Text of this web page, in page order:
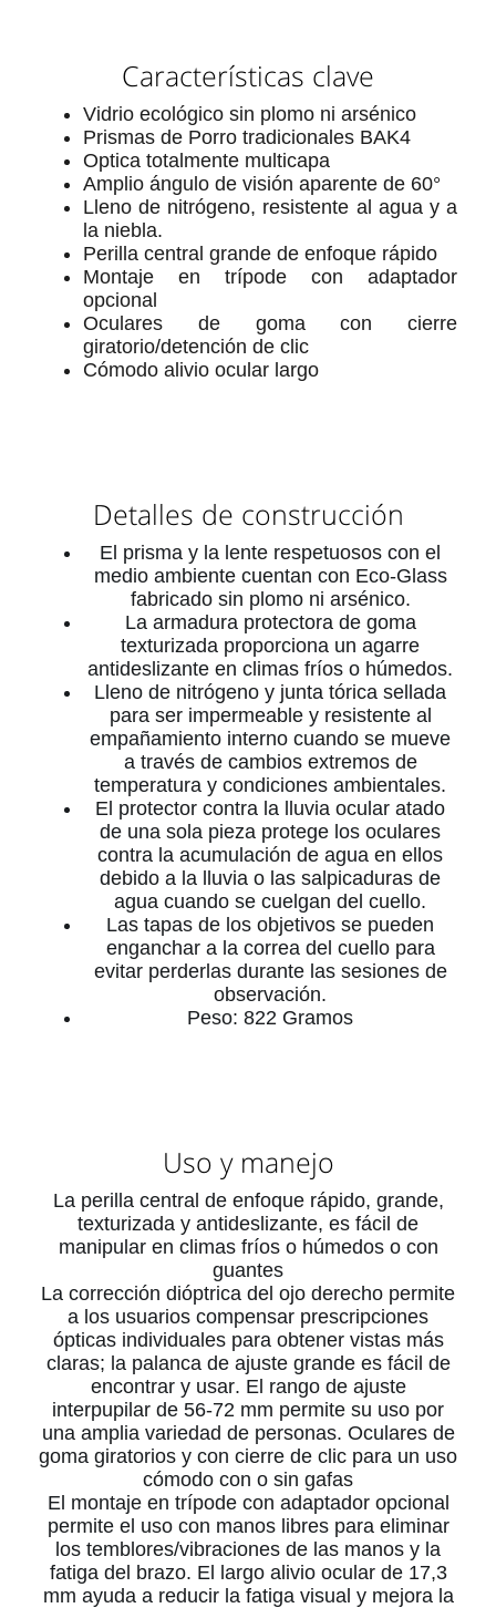
Características clave
Vidrio ecológico sin plomo ni arsénico
Prismas de Porro tradicionales BAK4
Optica totalmente multicapa
Amplio ángulo de visión aparente de 60°
Lleno de nitrógeno, resistente al agua y a
la niebla.
Perilla central grande de enfoque rápido
Montaje en trípode con adaptador
opcional
Oculares de goma con cierre
giratorio/detención de clic
Cómodo alivio ocular largo
Detalles de construcción
El prisma y la lente respetuosos con el
medio ambiente cuentan con Eco-Glass
fabricado sin plomo ni arsénico.
La armadura protectora de goma
texturizada proporciona un agarre
antideslizante en climas fríos o húmedos.
Lleno de nitrógeno y junta tórica sellada
para ser impermeable y resistente al
empañamiento interno cuando se mueve
a través de cambios extremos de
temperatura y condiciones ambientales.
El protector contra la lluvia ocular atado
de una sola pieza protege los oculares
contra la acumulación de agua en ellos
debido a la lluvia o las salpicaduras de
agua cuando se cuelgan del cuello.
Las tapas de los objetivos se pueden
enganchar a la correa del cuello para
evitar perderlas durante las sesiones de
observación.
Peso: 822 Gramos
Uso y manejo
La perilla central de enfoque rápido, grande,
texturizada y antideslizante, es fácil de
manipular en climas fríos o húmedos o con
guantes
La corrección dióptrica del ojo derecho permite
a los usuarios compensar prescripciones
ópticas individuales para obtener vistas más
claras; la palanca de ajuste grande es fácil de
encontrar y usar. El rango de ajuste
interpupilar de 56-72 mm permite su uso por
una amplia variedad de personas. Oculares de
goma giratorios y con cierre de clic para un uso
cómodo con o sin gafas
El montaje en trípode con adaptador opcional
permite el uso con manos libres para eliminar
los temblores/vibraciones de las manos y la
fatiga del brazo. El largo alivio ocular de 17,3
mm ayuda a reducir la fatiga visual y mejora la